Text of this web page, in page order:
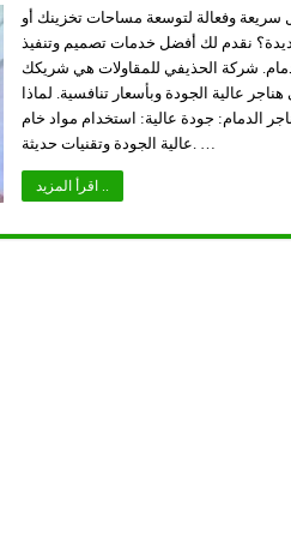
وفعالة لتوسعة مساحات تخزينك أو
نقدم لك أفضل خدمات تصميم وتنفيذ
شركة الحذيفي للمقاولات هي شريكك
عالية الجودة وبأسعار تنافسية. لماذا
الدمام: جودة عالية: استخدام مواد خام
عالية الجودة وتقنيات حديثة. …
اقرأ المزيد ..